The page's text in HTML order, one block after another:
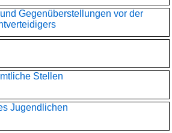
Gegenüberstellungen vor der
Stellen
Jugendlichen